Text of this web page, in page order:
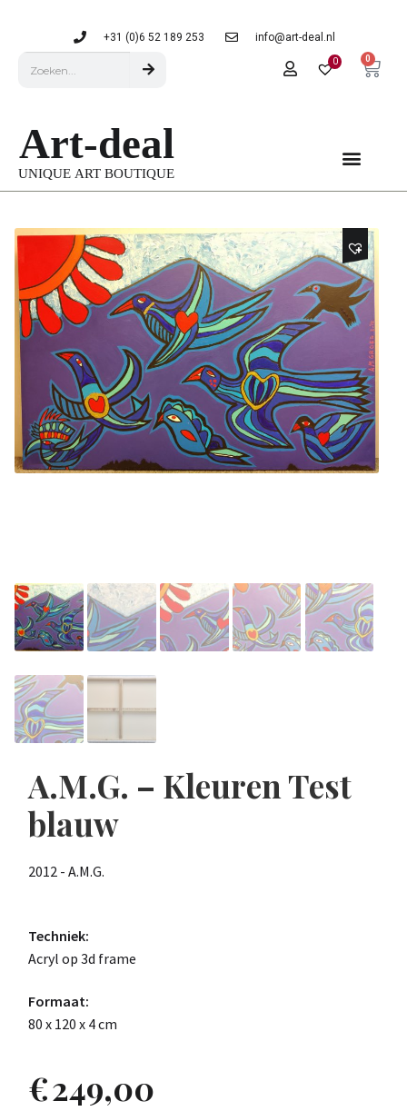
+31 (0)6 52 189 253 info@art-deal.nl
0 0
A.M.G. – Kleuren Test
blauw
2012 - A.M.G.
Techniek:
Acryl op 3d frame
Formaat:
80 x 120 x 4 cm
€249,00